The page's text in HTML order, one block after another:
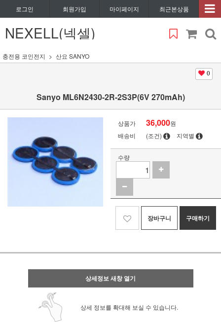
로그인 회원가입 마이페이지 최근본상품
NEXELL(넥셀)
충전용 코인전지 산요 SANYO
0
Sanyo ML6N2430-2R-2S3P(6V 270mAh)
상품가 36,000원
배송비
(조건) 지역별
수량
장바구니 구매하기
상세정보 새창 열기
상세 정보를 확대해 보실 수 있습니다.